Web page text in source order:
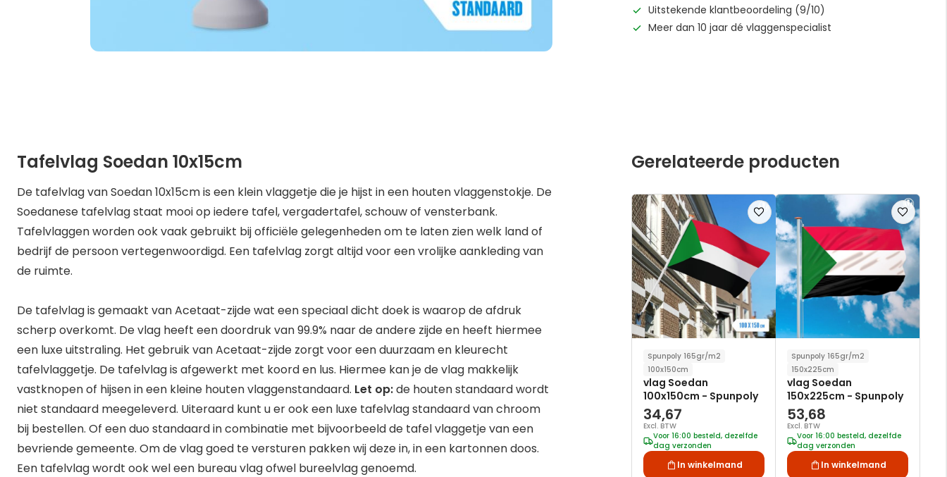
Uitstekende klantbeoordeling (9/10)
Meer dan 10 jaar dé vlaggenspecialist
Tafelvlag Soedan 10x15cm
De tafelvlag van Soedan 10x15cm is een klein vlaggetje die je hijst in een houten vlaggenstokje. De
Soedanese tafelvlag staat mooi op iedere tafel, vergadertafel, schouw of vensterbank.
Tafelvlaggen worden ook vaak gebruikt bij officiële gelegenheden om te laten zien welk land of
bedrijf de persoon vertegenwoordigd. Een tafelvlag zorgt altijd voor een vrolijke aankleding van
de ruimte.
De tafelvlag is gemaakt van Acetaat-zijde wat een speciaal dicht doek is waarop de afdruk
scherp overkomt. De vlag heeft een doordruk van 99.9% naar de andere zijde en heeft hiermee
een luxe uitstraling. Het gebruik van Acetaat-zijde zorgt voor een duurzaam en kleurecht
tafelvlaggetje. De tafelvlag is afgewerkt met koord en lus. Hiermee kan je de vlag makkelijk
vastknopen of hijsen in een kleine houten vlaggenstandaard. Let op:de houten standaard wordt
niet standaard meegeleverd. Uiteraard kunt u er ook een luxe tafelvlag standaard van chroom
bij bestellen. Of een duo standaard in combinatie met bijvoorbeeld de tafel vlaggetje van een
bevriende gemeente. Om de vlag goed te versturen pakken wij deze in, in een kartonnen doos.
Een tafelvlag wordt ook wel een bureau vlag ofwel bureelvlag genoemd.
Gerelateerde producten
Voeg
toe
aan
verlanglijst
Spunpoly 165gr/m2
100x150cm
vlag Soedan
100x150cm - Spunpoly
34,67
Excl. BTW
Voor 16:00 besteld, dezelfde
dag verzonden
In winkelmand
Voeg
toe
aan
verlanglijst
Spunpoly 165gr/m2
150x225cm
vlag Soedan
150x225cm - Spunpoly
53,68
Excl. BTW
Voor 16:00 besteld, dezelfde
dag verzonden
In winkelmand